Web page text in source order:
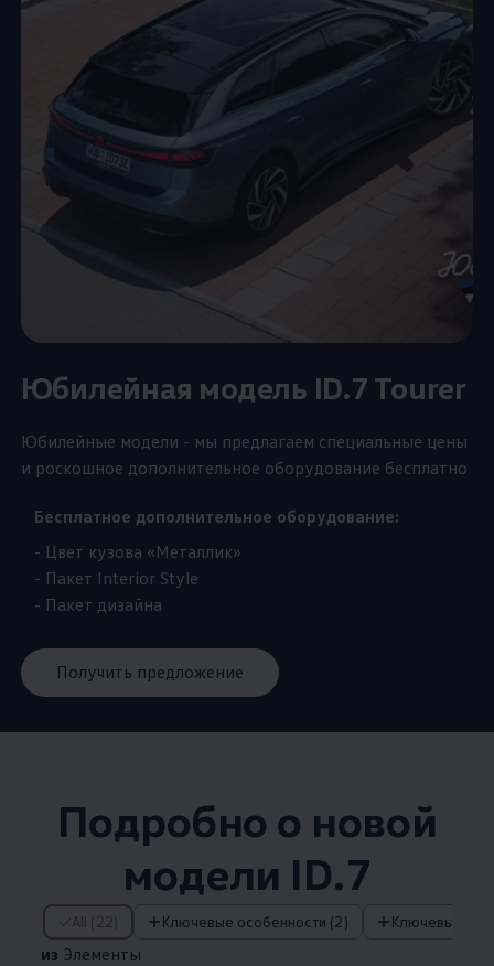
Юбилейная модель ID.7 Tourer
Юбилейные модели - мы предлагаем специальные цены
и роскошное дополнительное оборудование бесплатно
Бесплатное дополнительное оборудование:
- Цвет кузова «Металлик»
- Пакет Interior Style
- Пакет дизайна
Получить предложение
Подробно о новой
модели ID.7
All (22) Ключевые особенности (2)
из Элементы
из Элементы